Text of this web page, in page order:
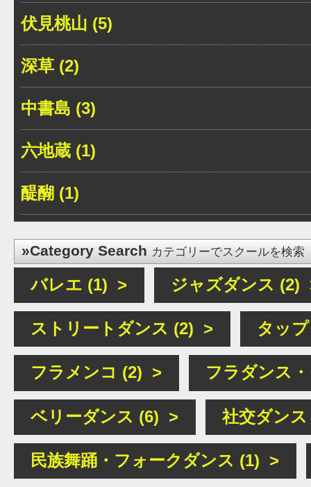
伏見桃山 (5)
深草 (2)
中書島 (3)
六地蔵 (1)
醍醐 (1)
»Category Search カテゴリーでスクールを検索
バレエ (1) > ジャズダンス (2)
ストリートダンス (2) > タッ
フラメンコ (2) > フラダンス
ベリーダンス (6) > 社交ダン
民族舞踊・フォークダンス (1) >